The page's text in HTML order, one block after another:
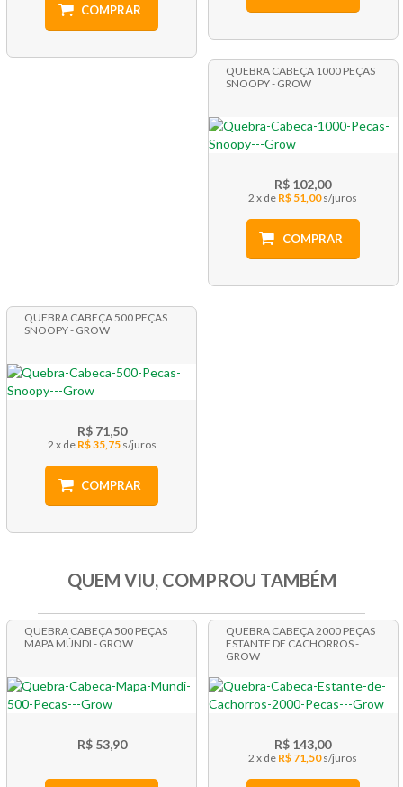
COMPRAR
QUEBRA CABEÇA 1000 PEÇAS
SNOOPY - GROW
R$ 102,00
2 x R$ 51,00
COMPRAR
QUEBRA CABEÇA 500 PEÇAS
SNOOPY - GROW
R$ 71,50
2 x R$ 35,75
COMPRAR
QUEM VIU, COMPROU TAMBÉM
QUEBRA CABEÇA 500 PEÇAS
MAPA MÚNDI - GROW
R$ 53,90
QUEBRA CABEÇA 2000 PEÇAS
ESTANTE DE CACHORROS -
GROW
R$ 143,00
2 x R$ 71,50